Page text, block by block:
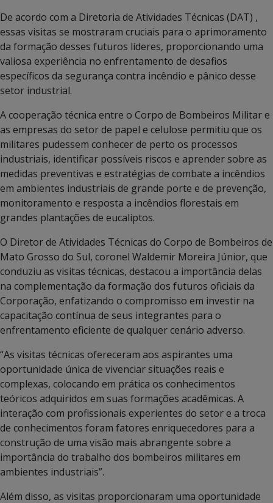
De acordo com a Diretoria de Atividades Técnicas (DAT) ,
essas visitas se mostraram cruciais para o aprimoramento
da formação desses futuros líderes, proporcionando uma
valiosa experiência no enfrentamento de desafios
específicos da segurança contra incêndio e pânico desse
setor industrial.
A cooperação técnica entre o Corpo de Bombeiros Militar e
as empresas do setor de papel e celulose permitiu que os
militares pudessem conhecer de perto os processos
industriais, identificar possíveis riscos e aprender sobre as
medidas preventivas e estratégias de combate a incêndios
em ambientes industriais de grande porte e de prevenção,
monitoramento e resposta a incêndios florestais em
grandes plantações de eucaliptos.
O Diretor de Atividades Técnicas do Corpo de Bombeiros de
Mato Grosso do Sul, coronel Waldemir Moreira Júnior, que
conduziu as visitas técnicas, destacou a importância delas
na complementação da formação dos futuros oficiais da
Corporação, enfatizando o compromisso em investir na
capacitação contínua de seus integrantes para o
enfrentamento eficiente de qualquer cenário adverso.
“As visitas técnicas ofereceram aos aspirantes uma
oportunidade única de vivenciar situações reais e
complexas, colocando em prática os conhecimentos
teóricos adquiridos em suas formações acadêmicas. A
interação com profissionais experientes do setor e a troca
de conhecimentos foram fatores enriquecedores para a
construção de uma visão mais abrangente sobre a
importância do trabalho dos bombeiros militares em
ambientes industriais”.
Além disso, as visitas proporcionaram uma oportunidade